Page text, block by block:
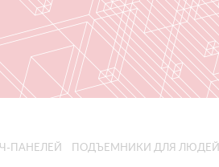
ПАНЕЛЕЙ ПОДЪЕМНИКИ ДЛЯ ЛЮДЕЙ